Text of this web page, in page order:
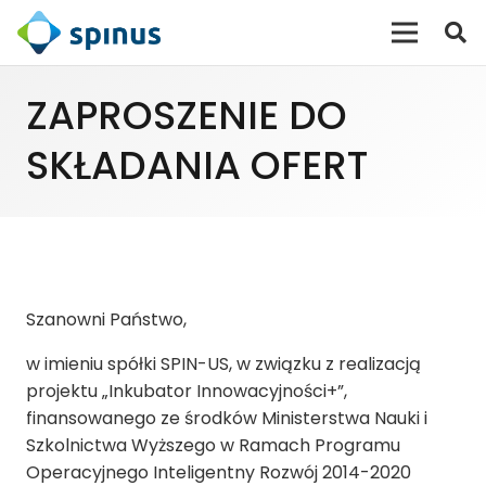
ZAPROSZENIE DO
SKŁADANIA OFERT
Szanowni Państwo,
w imieniu spółki SPIN-US, w związku z realizacją
projektu „Inkubator Innowacyjności+”,
finansowanego ze środków Ministerstwa Nauki i
Szkolnictwa Wyższego w Ramach Programu
Operacyjnego Inteligentny Rozwój 2014-2020